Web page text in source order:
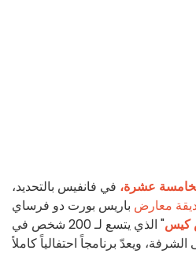
عشرة، في فانفيس بالتحديد،
معارض باريس بورت دو فرساي
كيس
" الذي يتسع لـ 200 شخص في
على الشرفة، ويعدّ برنامجاً احتفالياً كاملاً